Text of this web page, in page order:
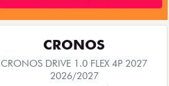
CRONOS
CRONOS DRIVE 1.0 FLEX 4P 2027
2026/2027